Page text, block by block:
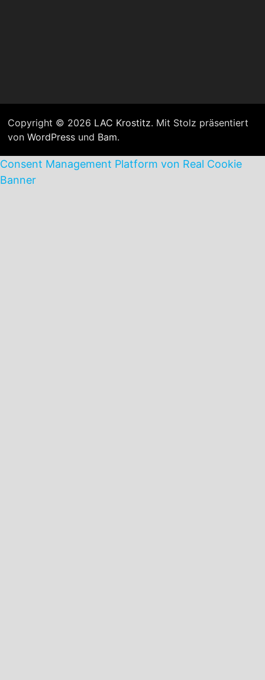
Copyright © 2026 LAC Krostitz. Mit Stolz präsentiert
von WordPressund Bam.
Consent Management Platform von Real Cookie
Banner